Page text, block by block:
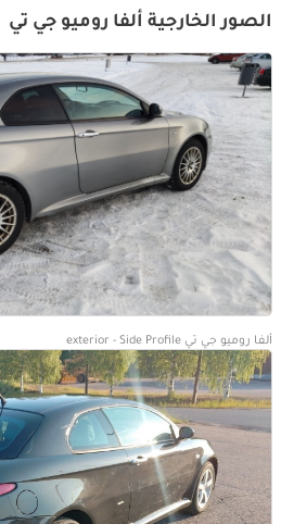
الصور الخارجية ألفا روميو جي تي
ألفا روميو جي تي exterior - Side Profile